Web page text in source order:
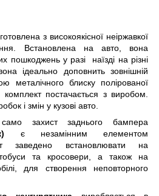
з високоякісної неіржавкої
Встановлена на авто, вона
пошкоджень у разі наїзді на різні
ідеально доповнить зовнішній
металічного блиску полірованої
постачається з виробом.
і змін у кузові авто.
захист заднього бампера
є незамінним елементом
заведено встановлювати на
та кросовери, а також на
для створення неповторного